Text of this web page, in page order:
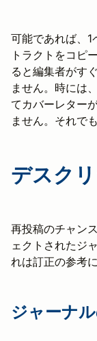
可能であれば、
トラクトをコピ
ると編集者がす
ません。時には
てカバーレター
ません。それで
デスク
再投稿のチャン
ェクトされたジ
れは訂正の参考
ジャーナ